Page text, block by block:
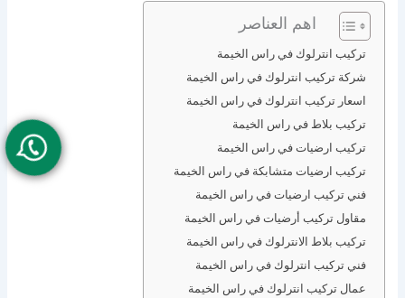
اهم العناصر
تركيب انترلوك في راس الخيمة
شركة تركيب انترلوك في راس الخيمة
اسعار تركيب انترلوك في راس الخيمة
تركيب بلاط في راس الخيمة
تركيب ارضيات في راس الخيمة
تركيب ارضيات متشابكة في راس الخيمة
فني تركيب ارضيات في راس الخيمة
مقاول تركيب أرضيات في راس الخيمة
تركيب بلاط الانترلوك في راس الخيمة
فني تركيب انترلوك في راس الخيمة
عمال تركيب انترلوك في راس الخيمة